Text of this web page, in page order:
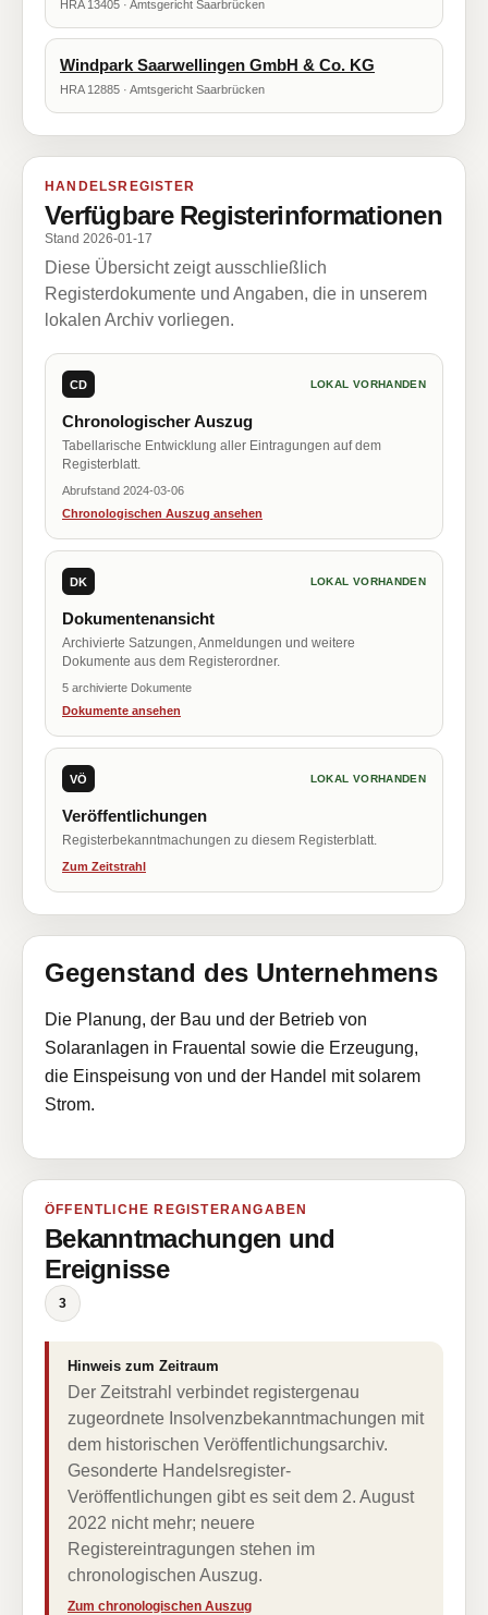
HRA 13405 · Amtsgericht Saarbrücken
Windpark Saarwellingen GmbH & Co. KG
HRA 12885 · Amtsgericht Saarbrücken
HANDELSREGISTER
Verfügbare Registerinformationen
Stand 2026-01-17
Diese Übersicht zeigt ausschließlich
Registerdokumente und Angaben, die in unserem
lokalen Archiv vorliegen.
CD LOKAL VORHANDEN
Chronologischer Auszug
Tabellarische Entwicklung aller Eintragungen auf dem
Registerblatt.
Abrufstand 2024-03-06
Chronologischen Auszug ansehen
DK LOKAL VORHANDEN
Dokumentenansicht
Archivierte Satzungen, Anmeldungen und weitere
Dokumente aus dem Registerordner.
5 archivierte Dokumente
Dokumente ansehen
VÖ LOKAL VORHANDEN
Veröffentlichungen
Registerbekanntmachungen zu diesem Registerblatt.
Zum Zeitstrahl
Gegenstand des Unternehmens
Die Planung, der Bau und der Betrieb von
Solaranlagen in Frauental sowie die Erzeugung,
die Einspeisung von und der Handel mit solarem
Strom.
ÖFFENTLICHE REGISTERANGABEN
Bekanntmachungen und
Ereignisse
3
Hinweis zum Zeitraum
Der Zeitstrahl verbindet registergenau
zugeordnete Insolvenzbekanntmachungen mit
dem historischen Veröffentlichungsarchiv.
Gesonderte Handelsregister-
Veröffentlichungen gibt es seit dem 2. August
2022 nicht mehr; neuere
Registereintragungen stehen im
chronologischen Auszug.
Zum chronologischen Auszug